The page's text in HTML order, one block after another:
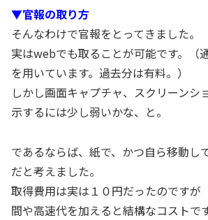
▼官報の取り方
そんなわけで官報をとってきました。
実はwebでも取ることが可能です。（
を用いています。過去分は有料。）
しかし画面キャプチャ、スクリーンシ
示するには少し弱いかな、と。
であるならば、紙で、かつ自ら移動し
だと考えました。
取得費用は実は１０円だったのですが
間や高速代を加えると結構なコストです